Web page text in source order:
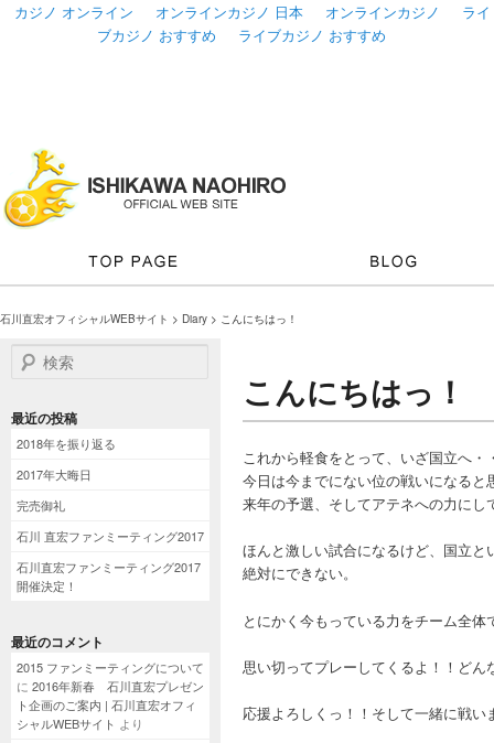
カジノ オンライン オンラインカジノ 日本 オンラインカジノ
ライ
ブカジノ おすすめ
ライブカジノ おすすめ
石川直宏オフィシャルWEBサイト > Diary > こんにちはっ！
検索
最近の投稿
2018年を振り返る
2017年大晦日
完売御礼
石川 直宏ファンミーティング2017
石川直宏ファンミーティング2017
開催決定！
最近のコメント
2015 ファンミーティングについて
に 2016年新春 石川直宏プレゼン
ト企画のご案内 | 石川直宏オフィ
シャルWEBサイト より
こんにちはっ！
これから軽食をとって、いざ国立へ・
今日は今までにない位の戦いになる
来年の予選、そしてアテネへの力に
ほんと激しい試合になるけど、国立
絶対にできない。
とにかく今もっている力をチーム全
思い切ってプレーしてくるよ！！ど
応援よろしくっ！！そして一緒に戦い